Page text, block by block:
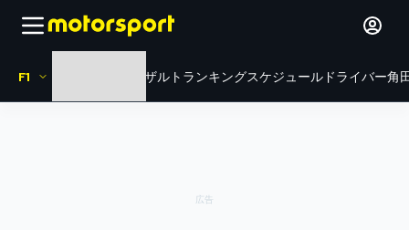
F1 リザルト ランキングスケジュール ドライバー角